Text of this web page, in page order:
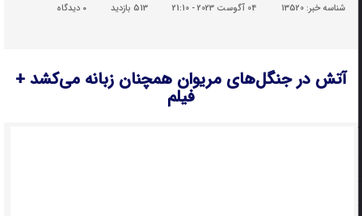
شناسه خبر:13520 04 آگوست 2023 - 21:10 513 بازدید دیدگاه
آتش در جنگل‌های مریوان همچنان زبانه می‌کشد +
فیلم